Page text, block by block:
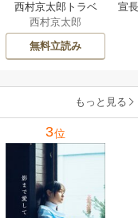
西村京太郎トラベ
ルミステリー・セ
レクション 2巻
西村京太郎
無料立読み
宣
もっと見る
3位